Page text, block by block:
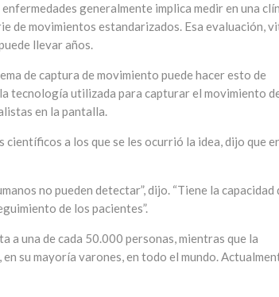
generalmente implica medir en una
de movimientos estandarizados. Esa evaluación,
llevar años.
de captura de movimiento puede hacer esto de
tecnología utilizada para capturar el movimiento
en la pantalla.
a los que se les ocurrió la idea, dijo que
no pueden detectar”, dijo. “Tiene la capacidad
de los pacientes”.
a una de cada 50.000 personas, mientras que la
su mayoría varones, en todo el mundo.